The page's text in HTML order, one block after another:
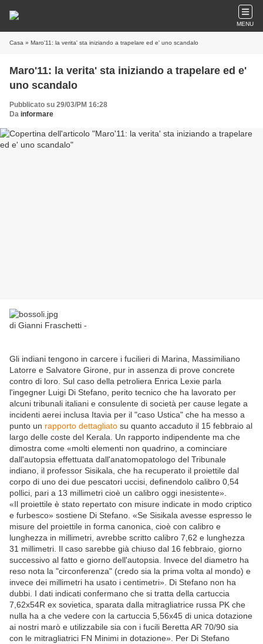
MENU
Casa » Maro'11: la verita' sta iniziando a trapelare ed e' uno scandalo
Maro'11: la verita' sta iniziando a trapelare ed e'
uno scandalo
Pubblicato su 29/03/PM 16:28
Da informare
di Gianni Fraschetti -
Gli indiani tengono in carcere i fucilieri di Marina, Massimiliano
Latorre e Salvatore Girone, pur in assenza di prove concrete
contro di loro. Sul caso della petroliera Enrica Lexie parla
l'ingegner Luigi Di Stefano, perito tecnico che ha lavorato per
alcuni tribunali italiani e consulente di società per cause legate a
incidenti aerei inclusa Itavia per il "caso Ustica" che ha messo a
punto un rapporto dettagliato su quanto accaduto il 15 febbraio al
largo delle coste del Kerala. Un rapporto indipendente ma che
dimostra come «molti elementi non quadrino, a cominciare
dall'autopsia effettuata dall'anatomopatologo del Tribunale
indiano, il professor Sisikala, che ha recuperato il proiettile dal
corpo di uno dei due pescatori uccisi, definendolo calibro 0,54
pollici, pari a 13 millimetri cioè un calibro oggi inesistente».
«Il proiettile è stato repertato con misure indicate in modo criptico
e furbesco» sostiene Di Stefano. «Se Sisikala avesse espresso le
misure del proiettile in forma canonica, cioè con calibro e
lunghezza in millimetri, avrebbe scritto calibro 7,62 e lunghezza
31 millimetri. Il caso sarebbe già chiuso dal 16 febbraio, giorno
successivo al fatto e giorno dell'autopsia. Invece del diametro ha
reso nota la "circonferenza" (credo sia la prima volta al mondo) e
invece dei millimetri ha usato i centimetri». Di Stefano non ha
dubbi. I dati indicati confermano che si tratta della cartuccia
7,62x54R ex sovietica, sparata dalla mitragliatrice russa PK che
nulla ha a che vedere con la cartuccia 5,56x45 di unica dotazione
ai nostri marò e utilizzabile sia con i fucili Beretta AR 70/90 sia
con le mitragliatrici FN Minimi in dotazione». Per Di Stefano